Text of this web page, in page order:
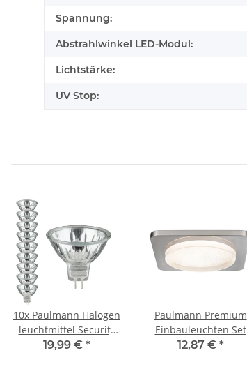
Spannung:
Abstrahlwinkel LED-Modul:
Lichtstärke:
UV Stop:
10x Paulmann Halogen
leuchtmittel Security
Halo+ 28W GU5,3 12V
19,99 € *
Paulmann Premium
Einbauleuchten Set
Panel Jet eckig LED
12,87 € *